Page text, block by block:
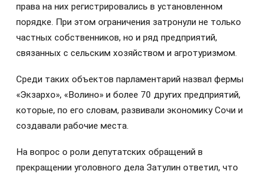
права на них регистрировались в установленном
порядке. При этом ограничения затронули не только
частных собственников, но и ряд предприятий,
связанных с сельским хозяйством и агротуризмом.
Среди таких объектов парламентарий назвал фермы
«Экзархо», «Волино» и более 70 других предприятий,
которые, по его словам, развивали экономику Сочи и
создавали рабочие места.
На вопрос о роли депутатских обращений в
прекращении уголовного дела Затулин ответил, что